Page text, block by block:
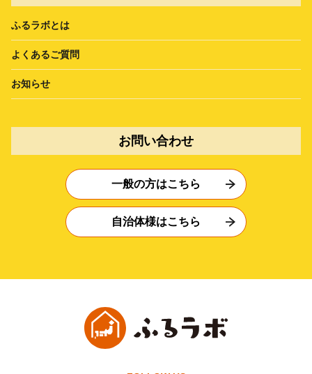
ふるラボとは
よくあるご質問
お知らせ
お問い合わせ
一般の方はこちら
自治体様はこちら